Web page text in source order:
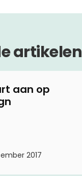
artikelen
aan op
2017